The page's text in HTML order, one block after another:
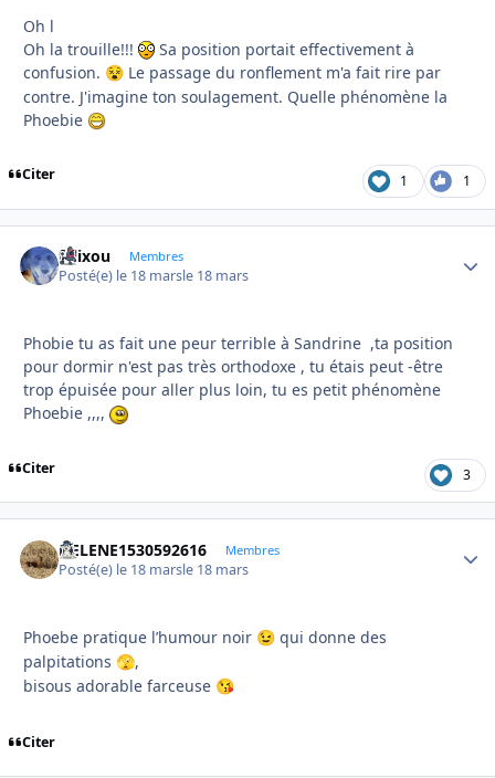
Oh l
Oh la trouille!!!
Sa position portait effectivement à
confusion. 😵 Le passage du ronflement m'a fait rire par
contre. J'imagine ton soulagement. Quelle phénomène la
Phoebie
Citer 1 1
felixou Membres
Posté(e) le 18 marsle 18 mars
Phobie tu as fait une peur terrible à Sandrine ,ta position
pour dormir n'est pas très orthodoxe , tu étais peut -être
trop épuisée pour aller plus loin, tu es petit phénomène
Phoebie ,,,,
Citer 3
HELENE1530592616 Membres
Posté(e) le 18 marsle 18 mars
Phoebe pratique l’humour noir 😉 qui donne des
palpitations 🫣,
bisous adorable farceuse 😘
Citer